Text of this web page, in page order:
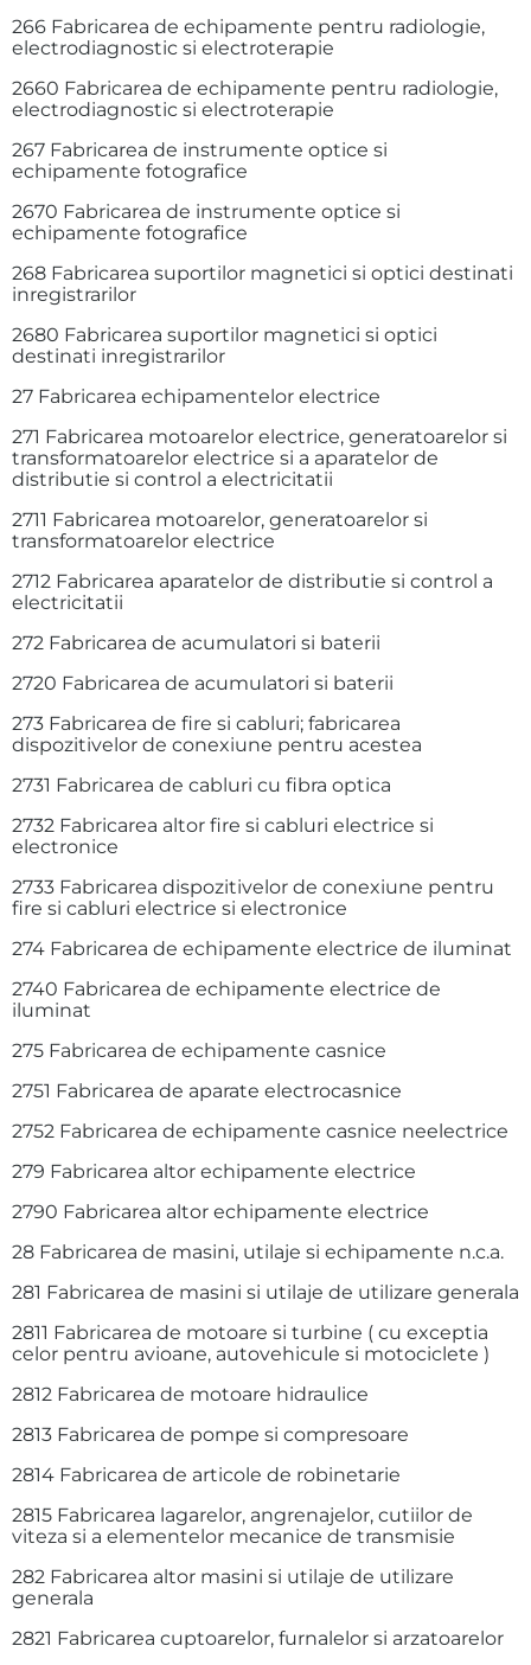
266 Fabricarea de echipamente pentru radiologie,
electrodiagnostic si electroterapie
2660 Fabricarea de echipamente pentru radiologie,
electrodiagnostic si electroterapie
267 Fabricarea de instrumente optice si
echipamente fotografice
2670 Fabricarea de instrumente optice si
echipamente fotografice
268 Fabricarea suportilor magnetici si optici destinati
inregistrarilor
2680 Fabricarea suportilor magnetici si optici
destinati inregistrarilor
27 Fabricarea echipamentelor electrice
271 Fabricarea motoarelor electrice, generatoarelor si
transformatoarelor electrice si a aparatelor de
distributie si control a electricitatii
2711 Fabricarea motoarelor, generatoarelor si
transformatoarelor electrice
2712 Fabricarea aparatelor de distributie si control a
electricitatii
272 Fabricarea de acumulatori si baterii
2720 Fabricarea de acumulatori si baterii
273 Fabricarea de fire si cabluri; fabricarea
dispozitivelor de conexiune pentru acestea
2731 Fabricarea de cabluri cu fibra optica
2732 Fabricarea altor fire si cabluri electrice si
electronice
2733 Fabricarea dispozitivelor de conexiune pentru
fire si cabluri electrice si electronice
274 Fabricarea de echipamente electrice de iluminat
2740 Fabricarea de echipamente electrice de
iluminat
275 Fabricarea de echipamente casnice
2751 Fabricarea de aparate electrocasnice
2752 Fabricarea de echipamente casnice neelectrice
279 Fabricarea altor echipamente electrice
2790 Fabricarea altor echipamente electrice
28 Fabricarea de masini, utilaje si echipamente n.c.a.
281 Fabricarea de masini si utilaje de utilizare generala
2811 Fabricarea de motoare si turbine ( cu exceptia
celor pentru avioane, autovehicule si motociclete )
2812 Fabricarea de motoare hidraulice
2813 Fabricarea de pompe si compresoare
2814 Fabricarea de articole de robinetarie
2815 Fabricarea lagarelor, angrenajelor, cutiilor de
viteza si a elementelor mecanice de transmisie
282 Fabricarea altor masini si utilaje de utilizare
generala
2821 Fabricarea cuptoarelor, furnalelor si arzatoarelor